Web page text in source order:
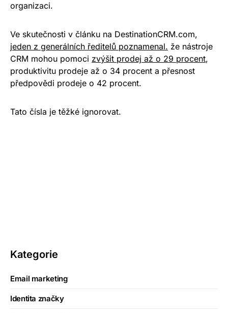
organizaci.
Ve skutečnosti v článku na DestinationCRM.com,
jeden z generálních ředitelů poznamenal. že nástroje
CRM mohou pomoci zvýšit prodej až o 29 procent,
produktivitu prodeje až o 34 procent a přesnost
předpovědi prodeje o 42 procent.
Tato čísla je těžké ignorovat.
Kategorie
Email marketing
Identita značky